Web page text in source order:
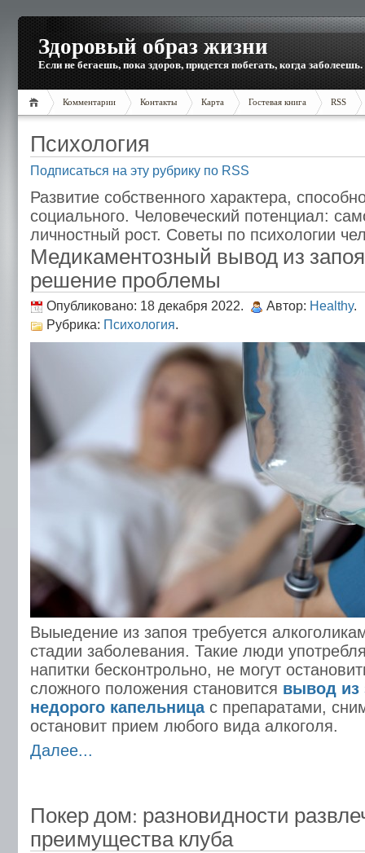
Здоровый образ жизни
Если не бегаешь, пока здоров, придется побегать, когда заболеешь.
Комментарии Контакты Карта Гостевая книга RSS
Психология
Подписаться на эту рубрику по RSS
Развитие собственного характера,
социального. Человеческий потенциал:
личностный рост. Советы по психологии
Медикаментозный вывод из
решение проблемы
Опубликовано: 18 декабря 2022. Автор: Healthy.
Рубрика: Психология.
Выыедение из запоя требуется
стадии заболевания. Такие люди
напитки бесконтрольно, не могут
сложного положения становится вывод из
недорого капельницас препаратами,
остановит прием любого вида алкоголя.
Далее...
Покер дом: разновидности
преимущества клуба